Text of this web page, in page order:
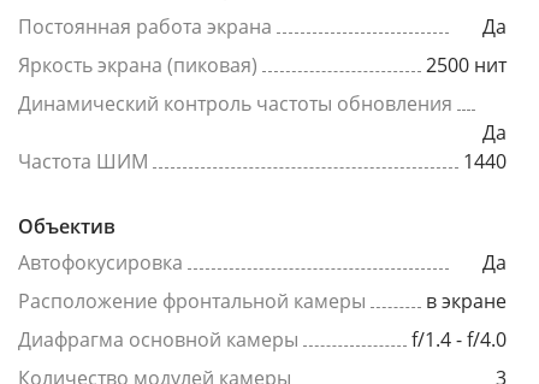
Постоянная работа экрана
Да
Яркость экрана (пиковая)
2500 нит
Динамический контроль частоты обновления
Да
Частота ШИМ
1440
Объектив
Автофокусировка
Да
Расположение фронтальной камеры
в экране
Диафрагма основной камеры
f/1.4 - f/4.0
Количество модулей камеры
3